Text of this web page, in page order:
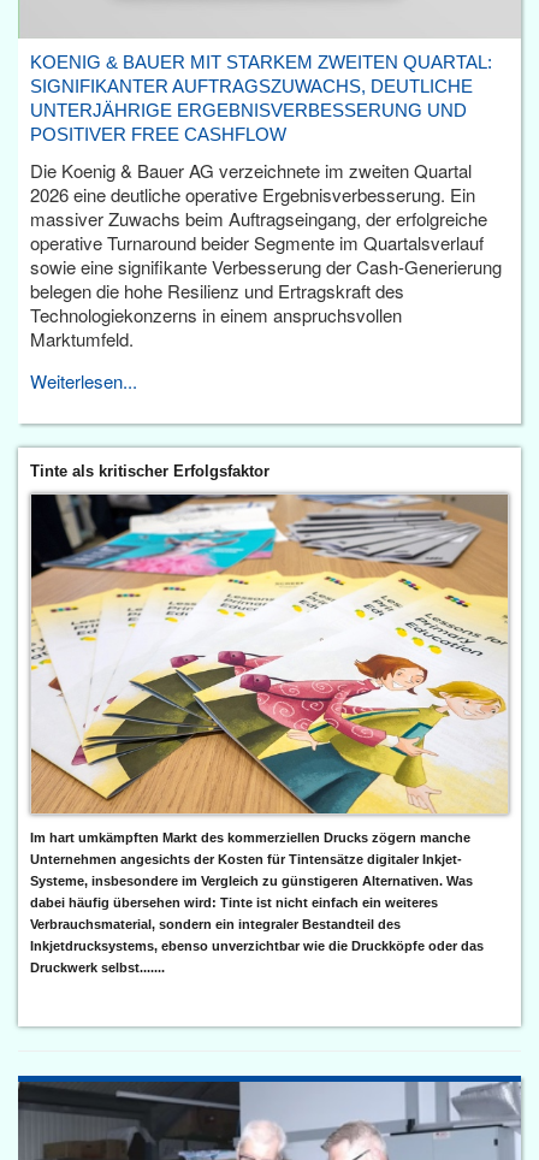
KOENIG & BAUER MIT STARKEM ZWEITEN QUARTAL:
SIGNIFIKANTER AUFTRAGSZUWACHS, DEUTLICHE
UNTERJÄHRIGE ERGEBNISVERBESSERUNG UND
POSITIVER FREE CASHFLOW
Die Koenig & Bauer AG verzeichnete im zweiten Quartal
2026 eine deutliche operative Ergebnisverbesserung. Ein
massiver Zuwachs beim Auftragseingang, der erfolgreiche
operative Turnaround beider Segmente im Quartalsverlauf
sowie eine signifikante Verbesserung der Cash-Generierung
belegen die hohe Resilienz und Ertragskraft des
Technologiekonzerns in einem anspruchsvollen
Marktumfeld.
Weiterlesen...
Tinte als kritischer Erfolgsfaktor
Im hart umkämpften Markt des kommerziellen Drucks zögern manche
Unternehmen angesichts der Kosten für Tintensätze digitaler Inkjet-
Systeme, insbesondere im Vergleich zu günstigeren Alternativen. Was
dabei häufig übersehen wird: Tinte ist nicht einfach ein weiteres
Verbrauchsmaterial, sondern ein integraler Bestandteil des
Inkjetdrucksystems, ebenso unverzichtbar wie die Druckköpfe oder das
Druckwerk selbst.......